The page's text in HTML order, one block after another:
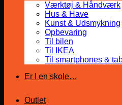
Værktøj & Håndværk
Hus & Have
Kunst & Udsmykning
Opbevaring
Til bilen
Til IKEA
Til smartphones &
Er I en skole…
Outlet